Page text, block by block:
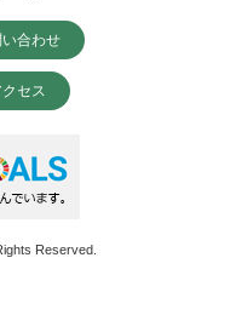
合わせ
セス
Reserved.